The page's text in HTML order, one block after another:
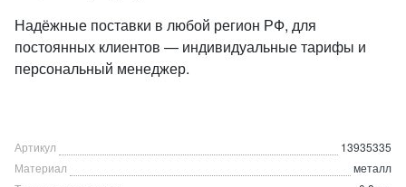
Надёжные поставки в любой регион РФ, для
постоянных клиентов — индивидуальные тарифы и
персональный менеджер.
Артикул
13935335
Материал
металл